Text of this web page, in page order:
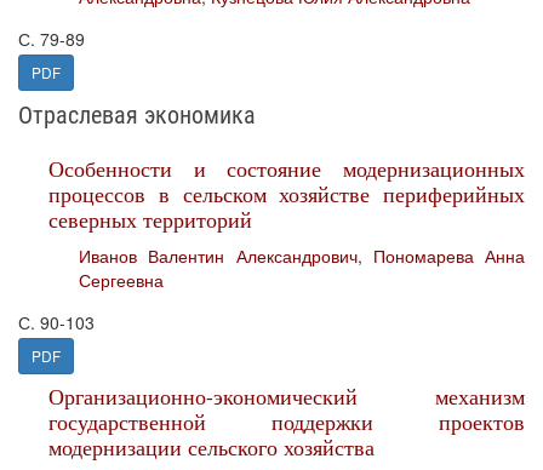
С. 79-89
PDF
Отраслевая экономика
Особенности и состояние модернизационных
процессов в сельском хозяйстве периферийных
северных территорий
Иванов Валентин Александрович, Пономарева Анна
Сергеевна
С. 90-103
PDF
Организационно-экономический механизм
государственной поддержки проектов
модернизации сельского хозяйства